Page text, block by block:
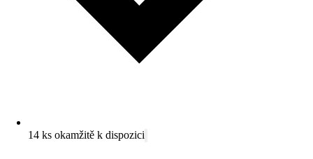
14 ks okamžitě k dispozici